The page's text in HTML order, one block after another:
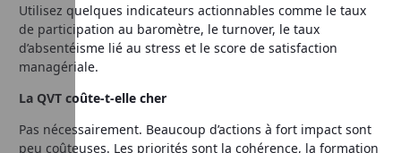
Utilisez quelques indicateurs actionnables comme le taux
de participation au baromètre, le turnover, le taux
d’absentéisme lié au stress et le score de satisfaction
managériale.
La QVT coûte-t-elle cher
Pas nécessairement. Beaucoup d’actions à fort impact sont
peu coûteuses. Les priorités sont la cohérence, la formation